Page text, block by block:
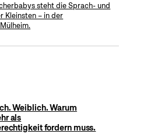
steht die Sprach- und
Kleinsten – in der
Weiblich. Warum
als
fordern muss.